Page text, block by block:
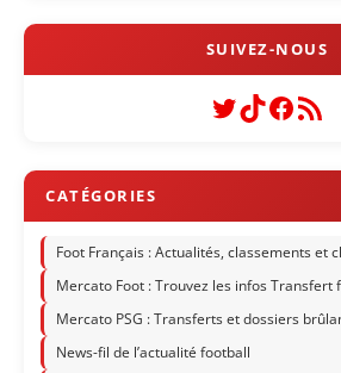
Twitter
TikTok
Flux RSS
Foot Français : Actualités, classements et
Mercato Foot : Trouvez les infos Transfert
Mercato PSG : Transferts et dossiers
News-fil de l’actualité football